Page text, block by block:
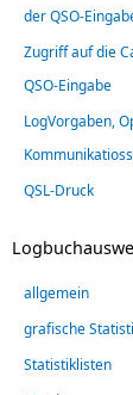
der QSO-
Zugriff auf die
QSO-Eingabe
LogVorgaben,
QSL-Druck
allgemein
grafische
Statistiklisten